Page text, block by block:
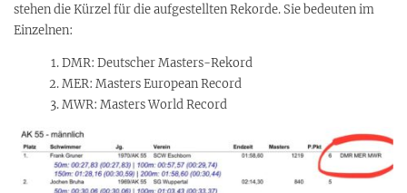
stehen die Kürzel für die aufgestellten Rekorde. Sie bedeuten im
Einzelnen:
DMR: Deutscher Masters-Rekord
MER: Masters European Record
MWR: Masters World Record